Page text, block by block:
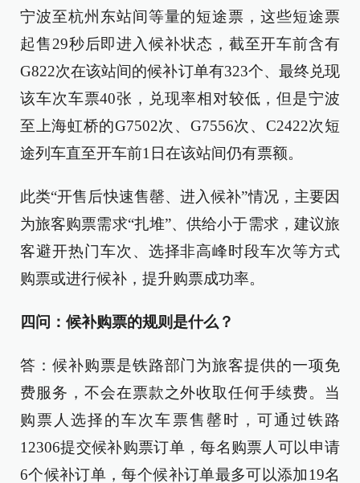
宁波至杭州东站间等量的短途票，这些短途票
起售29秒后即进入候补状态，截至开车前含有
G822次在该站间的候补订单有323个、最终兑现
该车次车票40张，兑现率相对较低，但是宁波
至上海虹桥的G7502次、G7556次、C2422次短
途列车直至开车前1日在该站间仍有票额。
此类“开售后快速售罄、进入候补”情况，主要因
为旅客购票需求“扎堆”、供给小于需求，建议旅
客避开热门车次、选择非高峰时段车次等方式
购票或进行候补，提升购票成功率。
四问：候补购票的规则是什么？
答：候补购票是铁路部门为旅客提供的一项免
费服务，不会在票款之外收取任何手续费。当
购票人选择的车次车票售罄时，可通过铁路
12306提交候补购票订单，每名购票人可以申请
6个候补订单，每个候补订单最多可以添加19名